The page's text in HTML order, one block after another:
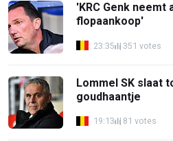
'KRC Genk neemt
flopaankoop'
23:35 351 votes
Lommel SK slaat
goudhaantje
19:13 81 votes